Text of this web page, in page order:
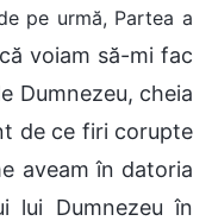
pe urmă, Partea a
voiam să-mi fac
Dumnezeu, cheia
de ce firi corupte
aveam în datoria
lui Dumnezeu în